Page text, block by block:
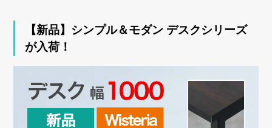
【新品】シンプル＆モダン デスクシリーズ
が入荷！